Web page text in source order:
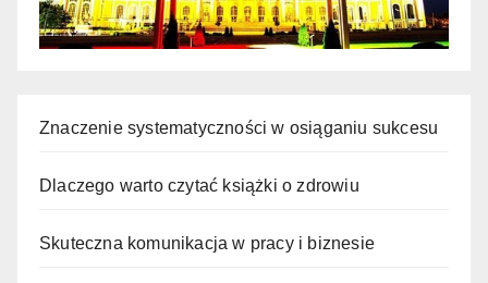
Znaczenie systematyczności w osiąganiu sukcesu
Dlaczego warto czytać książki o zdrowiu
Skuteczna komunikacja w pracy i biznesie